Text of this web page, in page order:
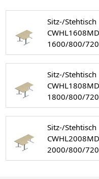
Sitz-/Stehtisch
CWHL1608MD
1600/800/720
Sitz-/Stehtisch
CWHL1808MD
1800/800/720
Sitz-/Stehtisch
CWHL2008MD
2000/800/720